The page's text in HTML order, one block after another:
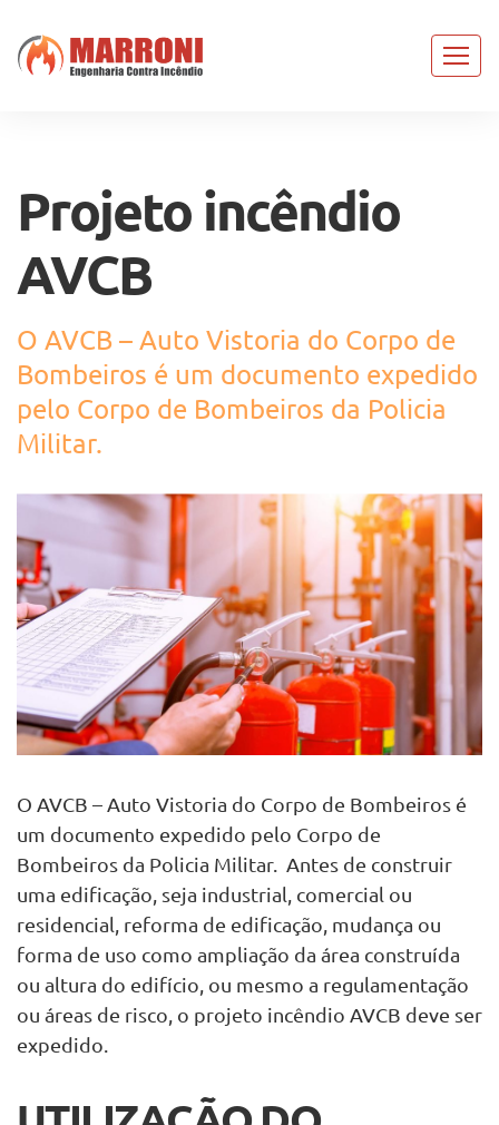
Projeto incêndio
AVCB
O AVCB – Auto Vistoria do Corpo de
Bombeiros é um documento expedido
pelo Corpo de Bombeiros da Policia
Militar.
O AVCB – Auto Vistoria do Corpo de Bombeiros é
um documento expedido pelo Corpo de
Bombeiros da Policia Militar. Antes de construir
uma edificação, seja industrial, comercial ou
residencial, reforma de edificação, mudança ou
forma de uso como ampliação da área construída
ou altura do edifício, ou mesmo a regulamentação
ou áreas de risco, o projeto incêndio AVCB deve ser
expedido.